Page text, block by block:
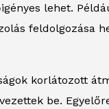
lehet.
feldolgozása
korlátozott
be.